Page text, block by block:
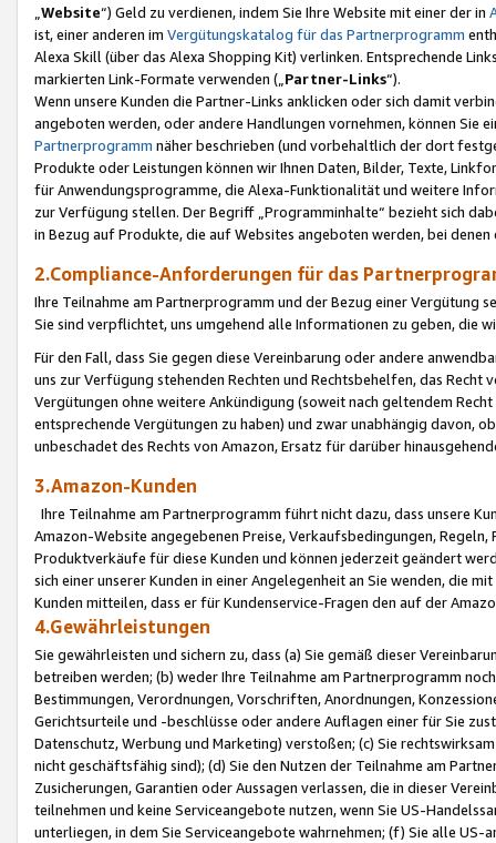
Website“) Geld zu verdienen, indem Sie Ihre Website mit einer der in
ist, einer anderen im Vergütungskatalog für das Partnerprogramm
Alexa Skill (über das Alexa Shopping Kit) verlinken. Entsprechende
markierten Link-Formate verwenden („ Partner-Links“).
Wenn unsere Kunden die Partner-Links anklicken oder sich damit
angeboten werden, oder andere Handlungen vornehmen, können Sie
Partnerprogramm näher beschrieben (und vorbehaltlich der dort
Produkte oder Leistungen können wir Ihnen Daten, Bilder, Texte,
für Anwendungsprogramme, die Alexa-Funktionalität und weitere
zur Verfügung stellen. Der Begriff „Programminhalte“ bezieht sich
in Bezug auf Produkte, die auf Websites angeboten werden, bei
2.Compliance-Anforderungen für das
Ihre Teilnahme am Partnerprogramm und der Bezug einer Vergütung
Sie sind verpflichtet, uns umgehend alle Informationen zu geben, die
Für den Fall, dass Sie gegen diese Vereinbarung oder andere
uns zur Verfügung stehenden Rechten und Rechtsbehelfen, das
Vergütungen ohne weitere Ankündigung (soweit nach geltendem
entsprechende Vergütungen zu haben) und zwar unabhängig davon,
unbeschadet des Rechts von Amazon, Ersatz für darüber
3.Amazon-Kunden
Ihre Teilnahme am Partnerprogramm führt nicht dazu, dass unsere
Amazon-Website angegebenen Preise, Verkaufsbedingungen,
Produktverkäufe für diese Kunden und können jederzeit geändert
sich einer unserer Kunden in einer Angelegenheit an Sie wenden, die
Kunden mitteilen, dass er für Kundenservice-Fragen den auf der
4.Gewährleistungen
Sie gewährleisten und sichern zu, dass (a) Sie gemäß dieser
betreiben werden; (b) weder Ihre Teilnahme am Partnerprogramm
Bestimmungen, Verordnungen, Vorschriften, Anordnungen,
Gerichtsurteile und -beschlüsse oder andere Auflagen einer für Sie
Datenschutz, Werbung und Marketing) verstoßen; (c) Sie
nicht geschäftsfähig sind); (d) Sie den Nutzen der Teilnahme am
Zusicherungen, Garantien oder Aussagen verlassen, die in dieser
teilnehmen und keine Serviceangebote nutzen, wenn Sie US-
unterliegen, in dem Sie Serviceangebote wahrnehmen; (f) Sie alle